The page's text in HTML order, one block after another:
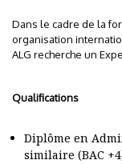
Dans le cadre de la
organisation
ALG recherche un
Qualifications
Diplôme en
similaire (BAC